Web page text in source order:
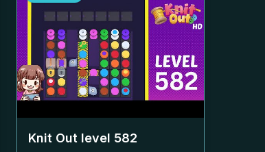
Knit Out level 582